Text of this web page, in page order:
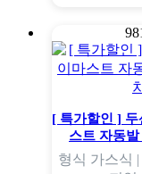
[ 특가할인 ]
스트 자동
형식 가스식 |